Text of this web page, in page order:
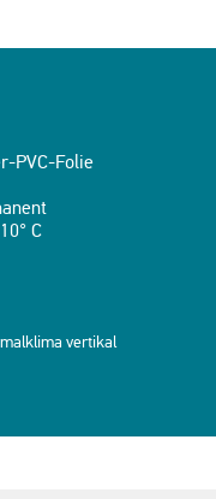
PVC-Folie
C
vertikal